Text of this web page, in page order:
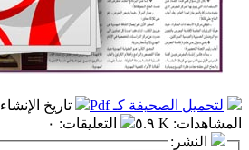
لتحميل الصحيفة كـ Pdf تاريخ الإنشاء
المشاهدات: ٥.٩ K التعليقات: ٠
النشر: